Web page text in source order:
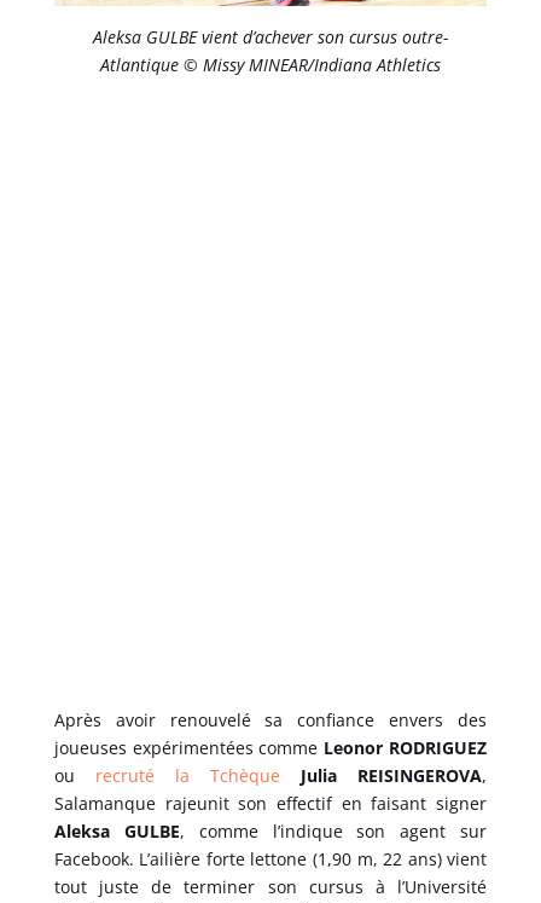
Aleksa GULBE vient d’achever son cursus outre-
Atlantique © Missy MINEAR/Indiana Athletics
Après avoir renouvelé sa confiance envers des
joueuses expérimentées comme Leonor RODRIGUEZ
ou recruté la Tchèque Julia REISINGEROVA,
Salamanque rajeunit son effectif en faisant signer
Aleksa GULBE, comme l’indique son agent sur
Facebook. L’ailière forte lettone (1,90 m, 22 ans) vient
tout juste de terminer son cursus à l’Université